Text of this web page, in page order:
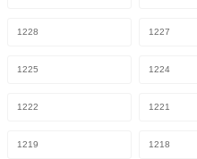
1228 1227
1225 1224
1222 1221
1219 1218